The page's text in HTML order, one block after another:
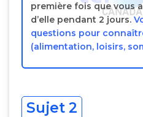
première fois que vous
d’elle pendant 2 jours.
questions pour
(alimentation, loisirs,
Sujet 2